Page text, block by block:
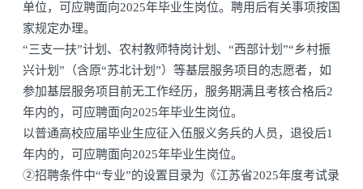
单位，可应聘面向2025年毕业生岗位。聘用后有关事项按国
家规定办理。
“三支一扶”计划、农村教师特岗计划、“西部计划”“乡村振
兴计划”（含原“苏北计划”）等基层服务项目的志愿者，如
参加基层服务项目前无工作经历，服务期满且考核合格后2
年内的，可应聘面向2025年毕业生岗位。
以普通高校应届毕业生应征入伍服义务兵的人员，退役后1
年内的，可应聘面向2025年毕业生岗位。
②招聘条件中“专业”的设置目录为《江苏省2025年度考试录